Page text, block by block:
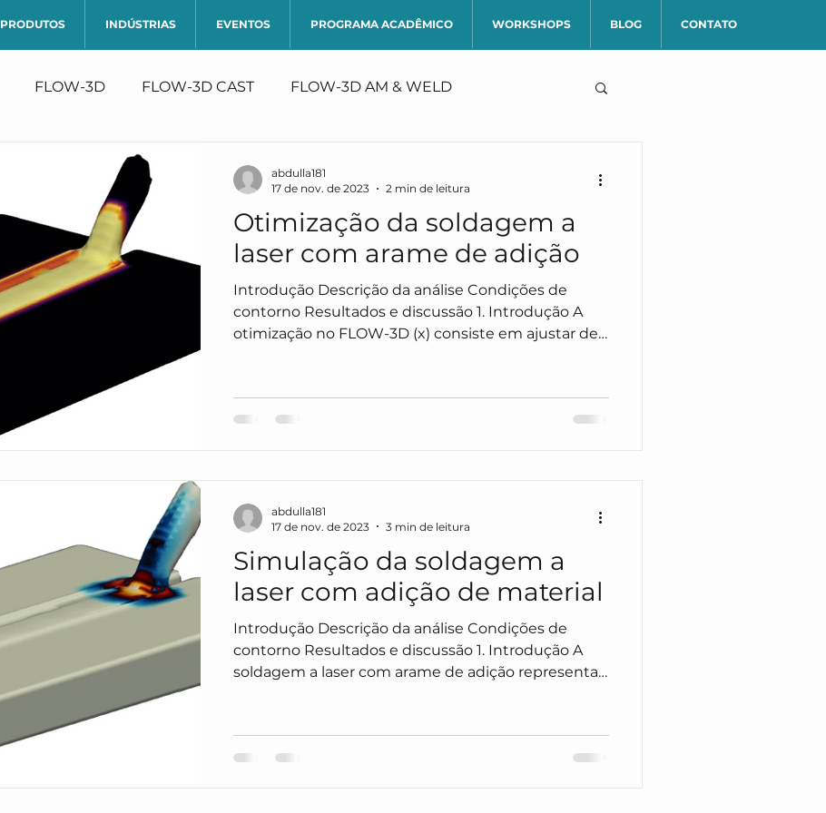
PRODUTOS INDÚSTRIAS EVENTOS PROGRAMA ACADÊMICO WORKSHOPS BLOG CONTATO
FLOW-3D FLOW-3D CAST FLOW-3D AM & WELD
Otimização da soldagem a
laser com arame de adição
Introdução Descrição da análise Condições de
contorno Resultados e discussão 1. Introdução A
otimização no FLOW-3D (x) consiste em ajustar de
dos resultados das simulações para informar e
aprimorar o design. Esse processo abrange a
abdulla181
17 de nov. de 2023
2 min de leitura
Simulação da soldagem a
laser com adição de material
Introdução Descrição da análise Condições de
contorno Resultados e discussão 1. Introdução A
soldagem a laser com arame de adição representa
precisão e eficiência. Esta abordagem inovadora
utiliza um feixe de laser concentrado para fundir os
abdulla181
17 de nov. de 2023
3 min de leitura